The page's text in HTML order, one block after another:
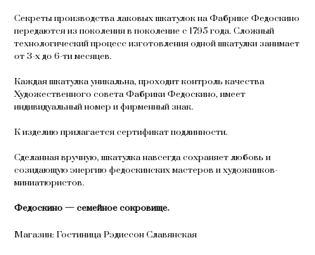
Секреты производства лаковых шкатулок на Фабрике Федоскино
передаются из поколения в поколение с 1795 года. Сложный
технологический процесс изготовления одной шкатулки занимает
от 3-х до 6-ти месяцев.
Каждая шкатулка уникальна, проходит контроль качества
Художественного совета Фабрики Федоскино, имеет
индивидуальный номер и фирменный знак.
К изделию прилагается сертификат подлинности.
Сделанная вручную, шкатулка навсегда сохраняет любовь и
созидающую энергию федоскинских мастеров и художников-
миниатюристов.
Федоскино — семейное сокровище.
Магазин: Гостиница Рэдиссон Славянская